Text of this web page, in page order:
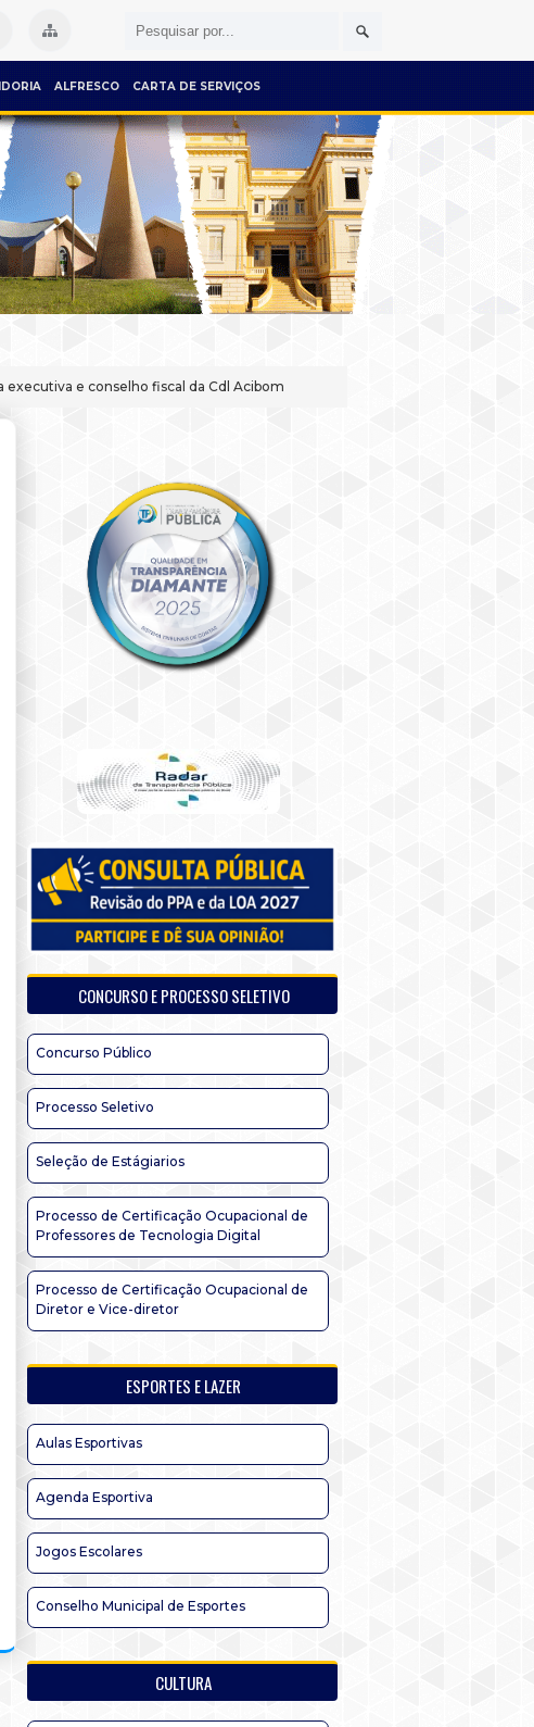
ALFRESCO CARTA DE SERVIÇOS
e conselho fiscal da Cdl Acibom
CONCURSO E PROCESSO SELETIVO
Concurso Público
Processo Seletivo
Seleção de Estágiarios
Processo de Certificação Ocupacional de
Professores de Tecnologia Digital
Processo de Certificação Ocupacional de
Diretor e Vice-diretor
ESPORTES E LAZER
Aulas Esportivas
Agenda Esportiva
Jogos Escolares
Conselho Municipal de Esportes
CULTURA